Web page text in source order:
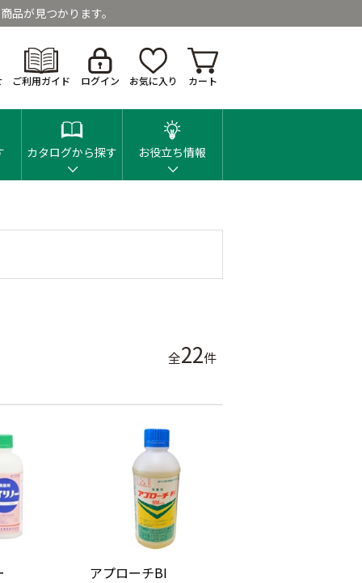
品が見つかります。
ご利用ガイド ログイン お気に入り カート
カタログから探す お役立ち情報
全22件
アプローチBI